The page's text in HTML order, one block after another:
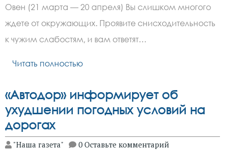
Овен (21 марта — 20 апреля) Вы слишком многого
ждете от окружающих. Проявите снисходительность
к чужим слабостям, и вам ответят…
Читать полностью
«Автодор» информирует об
ухудшении погодных условий на
дорогах
"Наша газета" 0 Оставьте комментарий